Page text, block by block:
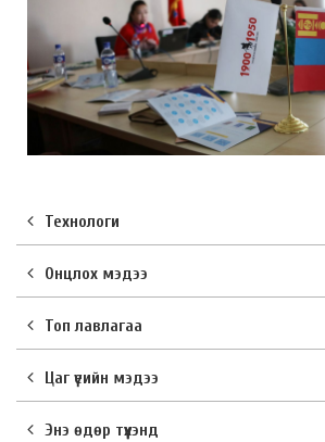
Технологи
Онцлох мэдээ
Топ лавлагаа
Цаг үеийн мэдээ
Энэ өдөр түүхэнд